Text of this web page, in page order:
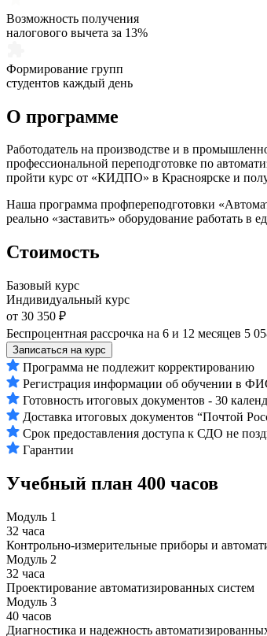
Возможность получения
налогового вычета за 13%
Формирование групп
студентов каждый день
О программе
Работодатель на производстве и в
профессиональной переподготовке по
пройти курс от «КИДПО» в Красноярске и
Наша программа профпереподготовки «
реально «заставить» оборудование работать
Стоимость
Базовый курс
Индивидуальный курс
от 30 350 ₽
Беспроцентная рассрочка на 6 и 12 месяцев 5
Записаться на курс
Программа не подлежит корректированию
Регистрация информации об обучении в
Готовность итоговых документов - 30
Доставка итоговых документов “Почтой
Срок предоставления доступа к СДО не
Гарантии
Учебный план 400 часов
Модуль 1
32 часа
Контрольно-измерительные приборы и
Модуль 2
32 часа
Проектирование автоматизированных систем
Модуль 3
40 часов
Диагностика и надежность